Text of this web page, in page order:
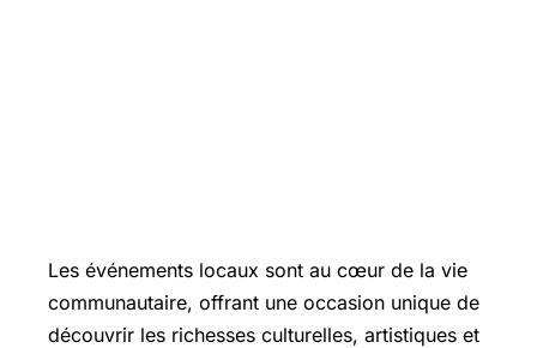
Les événements locaux sont au cœur de la vie
communautaire, offrant une occasion unique de
découvrir les richesses culturelles, artistiques et